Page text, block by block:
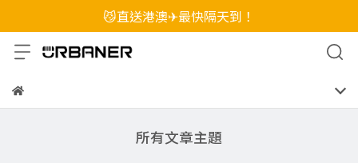
😼直送港澳✈最快隔天到！
所有文章主題